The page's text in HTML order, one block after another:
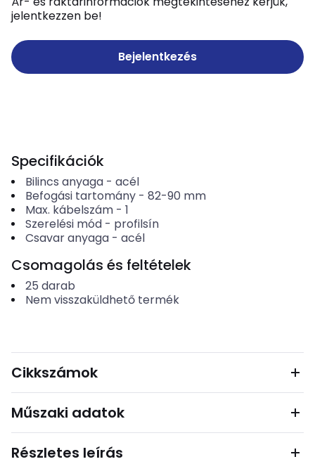
jelentkezzen be!
Bejelentkezés
Specifikációk
Bilincs anyaga- acél
Befogási tartomány- 82-90 mm
Max. kábelszám- 1
Szerelési mód- profilsín
Csavar anyaga- acél
Csomagolás és feltételek
25 darab
Nem visszaküldhető termék
Cikkszámok
Műszaki adatok
Részletes leírás